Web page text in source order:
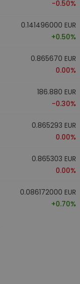
-0.50%
0.141496000 EUR
+0.50%
0.865670 EUR
0.00%
186.880 EUR
-0.30%
0.865293 EUR
0.00%
0.865303 EUR
0.00%
0.086172000 EUR
+0.70%